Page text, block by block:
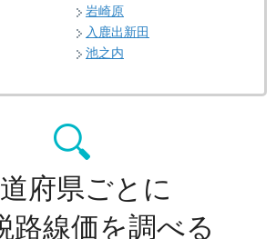
岩崎原
入鹿出新田
池之内
府県ごとに
路線価を調べる